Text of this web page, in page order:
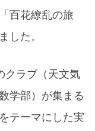
百花繚乱の旅
した。​
クラブ（天文気
学部）が集まる
テーマにした実